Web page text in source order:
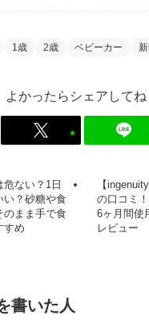
1歳 2歳 ベビーカー
よかったらシェアしてね
危ない？1日
い？砂糖や食
のまま手で食
すめ
【
の口コミ
6ヶ月間使
レビュー
書いた人